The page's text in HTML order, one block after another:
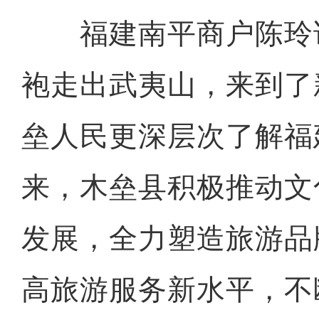
福建南平商户陈玲
袍走出武夷山，来到
垒人民更深层次了解
来，木垒县积极推动
发展，全力塑造旅游
高旅游服务新水平，